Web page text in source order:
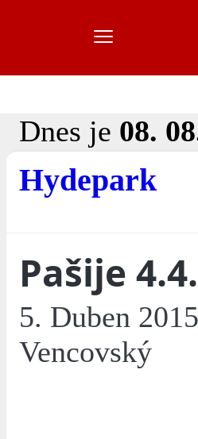
Dnes je 08.
Hydepark
Pašije
5. Duben
Vencovský